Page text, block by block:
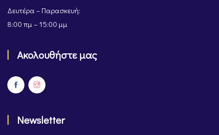
Δευτέρα – Παρασκευή:
8:00 πμ – 15:00 μμ
Ακολουθήστε μας
Newsletter